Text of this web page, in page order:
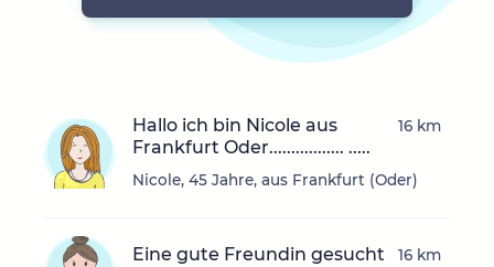
Hallo ich bin Nicole aus
Frankfurt Oder................. .....
Nicole, 45 Jahre, aus Frankfurt (Oder)
16 km
Eine gute Freundin gesucht 16 km